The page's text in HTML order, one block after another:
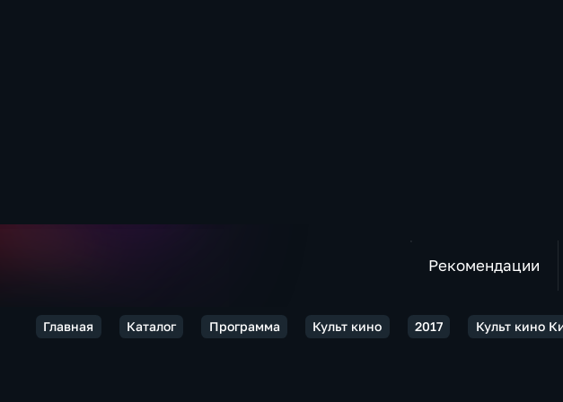
Рекомендации
Главная Каталог Программа Культ кино 2017 Культ кино